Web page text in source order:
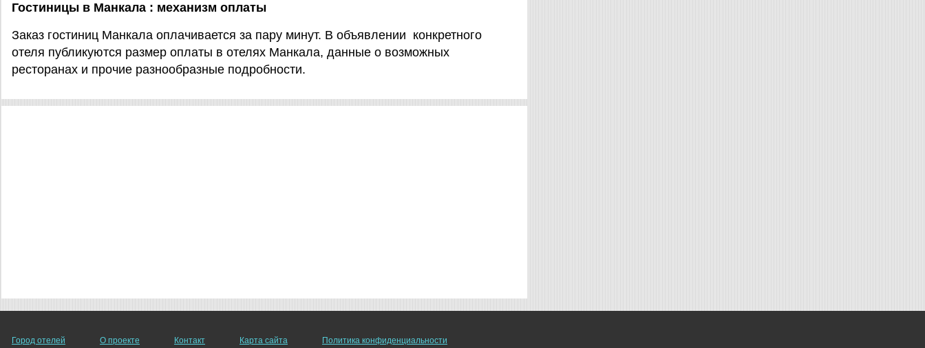
Гостиницы в Манкала : механизм оплаты
Заказ гостиниц Манкала оплачивается за пару минут. В объявлении конкретного
отеля публикуются размер оплаты в отелях Манкала, данные о возможных
ресторанах и прочие разнообразные подробности.
Город отелей О проекте Контакт Карта сайта Политика конфиденциальности